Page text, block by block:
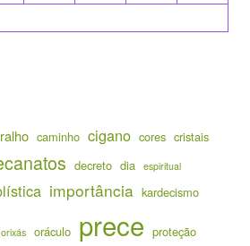
caminho cigano cores cristais
decreto dia espiritual
importância kardecismo
orixás oráculo prece proteção